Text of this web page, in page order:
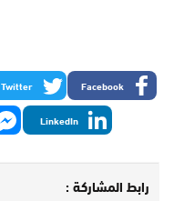
Facebook
Twitter
LinkedIn
رابط المشاركة :